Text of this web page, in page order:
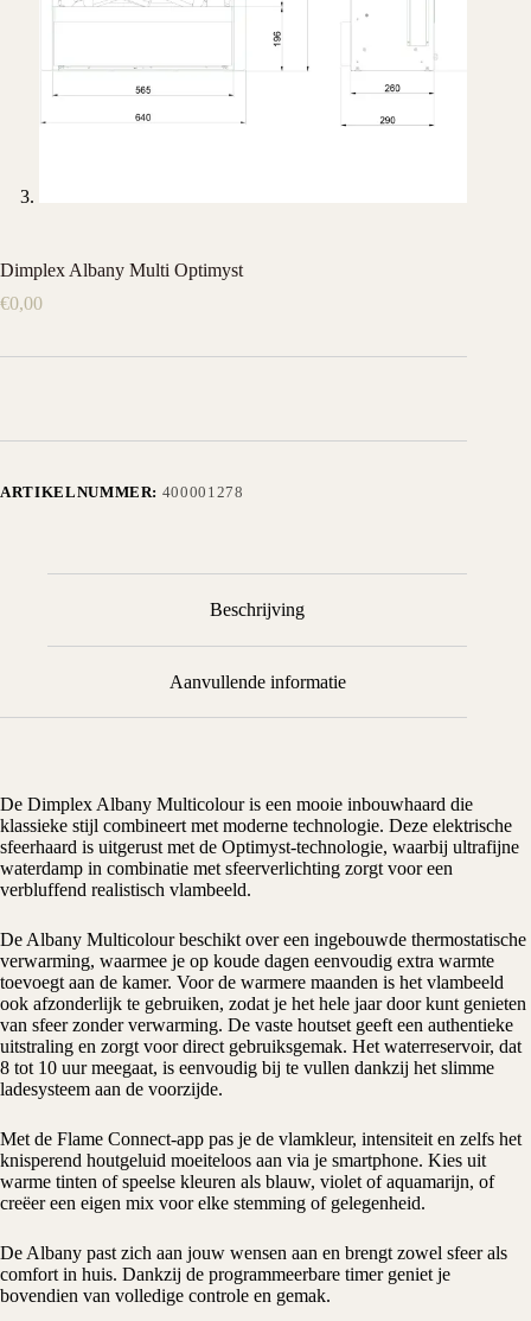
Dimplex Albany Multi Optimyst
€0,00
ARTIKELNUMMER: 400001278
Beschrijving
Aanvullende informatie
De Dimplex Albany Multicolour is een mooie inbouwhaard die
klassieke stijl combineert met moderne technologie. Deze elektrische
sfeerhaard is uitgerust met de Optimyst-technologie, waarbij ultrafijne
waterdamp in combinatie met sfeerverlichting zorgt voor een
verbluffend realistisch vlambeeld.
De Albany Multicolour beschikt over een ingebouwde thermostatische
verwarming, waarmee je op koude dagen eenvoudig extra warmte
toevoegt aan de kamer. Voor de warmere maanden is het vlambeeld
ook afzonderlijk te gebruiken, zodat je het hele jaar door kunt genieten
van sfeer zonder verwarming. De vaste houtset geeft een authentieke
uitstraling en zorgt voor direct gebruiksgemak. Het waterreservoir, dat
8 tot 10 uur meegaat, is eenvoudig bij te vullen dankzij het slimme
ladesysteem aan de voorzijde.
Met de Flame Connect-app pas je de vlamkleur, intensiteit en zelfs het
knisperend houtgeluid moeiteloos aan via je smartphone. Kies uit
warme tinten of speelse kleuren als blauw, violet of aquamarijn, of
creëer een eigen mix voor elke stemming of gelegenheid.
De Albany past zich aan jouw wensen aan en brengt zowel sfeer als
comfort in huis. Dankzij de programmeerbare timer geniet je
bovendien van volledige controle en gemak.